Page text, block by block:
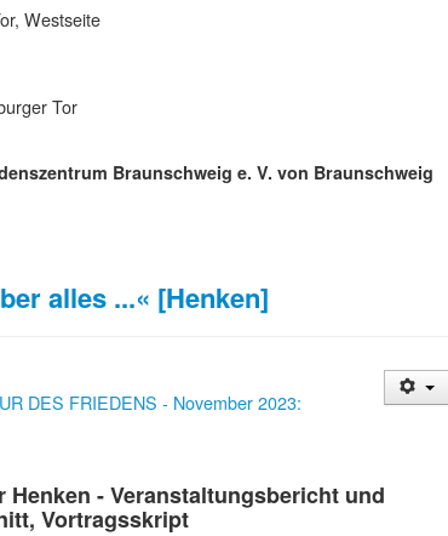
Westseite
Tor
Braunschweig e. V. von Braunschweig
alles ...« [Henken]
DES FRIEDENS - November 2023:
- Veranstaltungsbericht und
Vortragsskript